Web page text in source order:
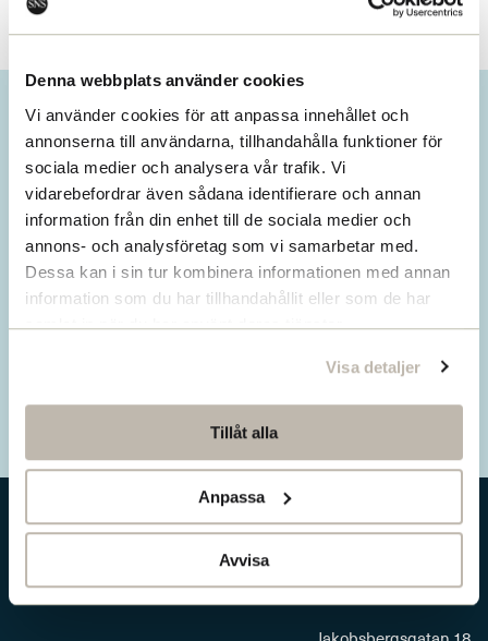
Denna webbplats använder cookies
Vi använder cookies för att anpassa innehållet och
annonserna till användarna, tillhandahålla funktioner för
sociala medier och analysera vår trafik. Vi
vidarebefordrar även sådana identifierare och annan
information från din enhet till de sociala medier och
annons- och analysföretag som vi samarbetar med.
Dessa kan i sin tur kombinera informationen med annan
information som du har tillhandahållit eller som de har
samlat in när du har använt deras tjänster.
Visa detaljer
Tillåt alla
Anpassa
Avvisa
Missa inget från SNS.
Prenumerera på vårt nyhetsbrev
Ta del av våra senaste nyheter. Få nya
insikter och håll dig uppdaterad om viktiga
samhällsfrågor.